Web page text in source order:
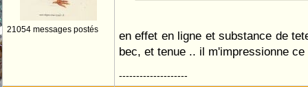
21054 messages postés
en effet en ligne et substance de
bec, et tenue .. il m'impressionne
--------------------